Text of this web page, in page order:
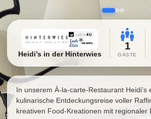
Heidi’s in der Hinterwies
1
GÄSTE
In unserem À-la-carte-Restaurant Heidi's
kulinarische Entdeckungsreise voller
kreativen Food-Kreationen mit regionaler